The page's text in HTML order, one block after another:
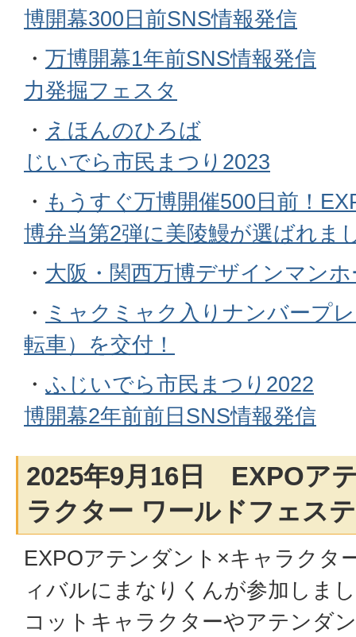
博開幕300日前SNS情報発信
・ 万博開幕1年前SNS情報発信
力発掘フェスタ
・ えほんのひろば
じいでら市民まつり2023
・ もうすぐ万博開催500日前！
博弁当第2弾に美陵鰻が選ばれま
・ 大阪・関西万博デザインマン
・ ミャクミャク入りナンバープ
転車）を交付！
・ ふじいでら市民まつり2022
博開幕2年前前日SNS情報発信
2025年9月16日 EXPOア
ラクター ワールドフェス
EXPOアテンダント×キャラクタ
ィバルにまなりくんが参加しま
コットキャラクターやアテンダ